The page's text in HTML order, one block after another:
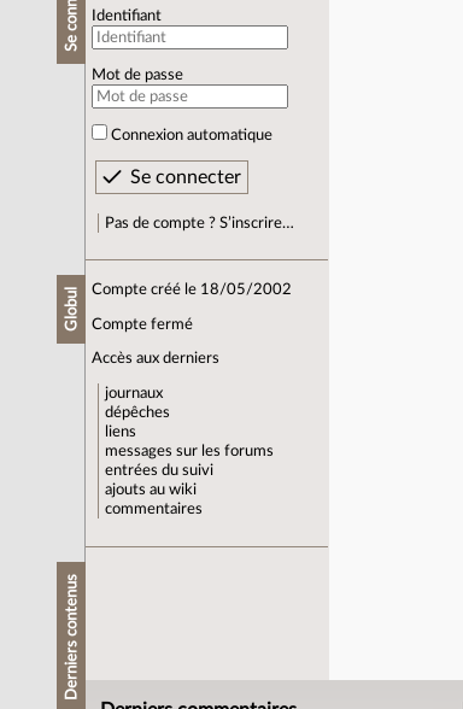
Identifiant
Mot de passe
Connexion automatique
Pas de compte ? S’inscrire…
Globul Compte créé le 18/05/2002
Compte fermé
Accès aux derniers
journaux
dépêches
liens
messages sur les forums
entrées du suivi
ajouts au wiki
commentaires
Derniers contenus